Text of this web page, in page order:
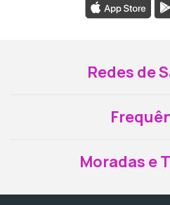
Redes de
Moradas e